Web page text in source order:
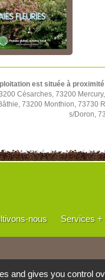
est située à proximité
Césarches, 73200
73200 Monthion, 73730
s/Doron,
nous Services +
and gives you control